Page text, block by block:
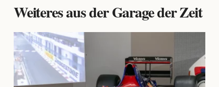
Weiteres aus der Garage der Zeit